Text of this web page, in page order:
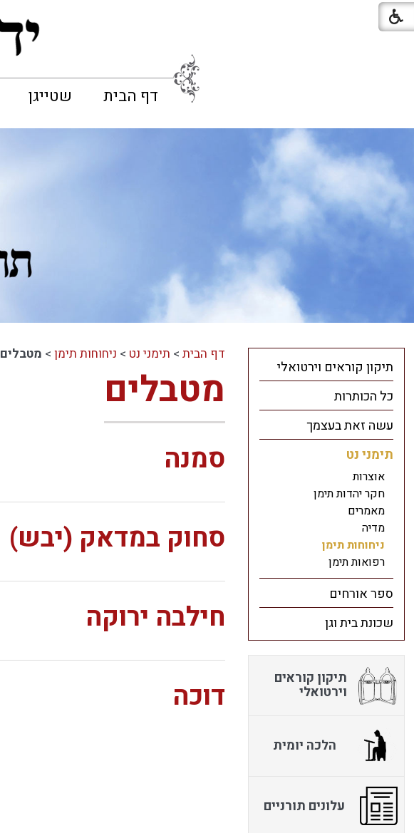
דף הבית שטייגן
דף הבית> תימני נט > ניחוחות תימן> מטבלים
מטבלים
סמנה
סחוק במדאק (יבש)
חילבה ירוקה
דוכה
תיקון קוראים וירטואלי
כל הכותרות
עשה זאת בעצמך
תימני נט
אוצרות
חקר יהדות תימן
מאמרים
מדיה
ניחוחות תימן
רפואות תימן
ספר אורחים
שכונת בית וגן
תיקון קוראים
וירטואלי
הלכה יומית
עלונים תורניים